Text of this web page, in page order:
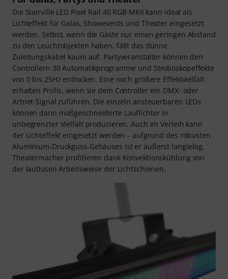
Die Stairville LED Pixel Rail 40 RGB MKII kann ideal als
Lichteffekt für Galas, Showevents und Theater eingesetzt
werden. Selbst, wenn die Gäste nur einen geringen Abstand
zu den Leuchtobjekten haben, fällt das dünne
Zuleitungskabel kaum auf. Partyveranstalter können den
Controllern 30 Automatikprogramme und Stroboskopeffekte
von 0 bis 25Hz entlocken. Eine noch größere Effektvielfalt
erhalten Profis, wenn sie dem Controller ein DMX- oder
Artnet-Signal zuführen. Die einzeln ansteuerbaren LEDs
können dann maßgeschneiderte Lauflichter in
unbegrenzter Vielfalt produzieren. Auch im Verleih kann
der Lichteffekt eingesetzt werden – aufgrund des robusten
Aluminium-Druckguss-Gehäuses ist er äußerst langlebig.
Theatermacher profitieren dank Konvektionskühlung von
der lautlosen Arbeitsweise der Lichtschienen.